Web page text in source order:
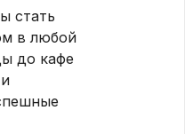
стать
в любой
до кафе